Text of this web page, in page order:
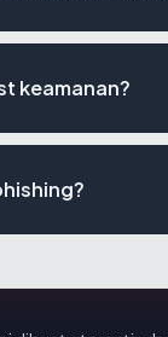
keamanan?